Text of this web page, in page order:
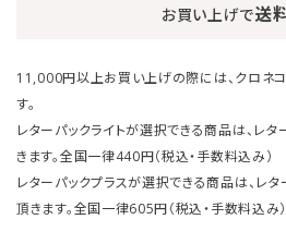
お買い上げで送
11,000円以上お買い上げの際には、クロネ
す。
レターパックライトが選択できる商品は、レ
きます。全国一律440円（税込・手数料込み）
レターパックプラスが選択できる商品は、レ
頂きます。全国一律605円（税込・手数料込み）